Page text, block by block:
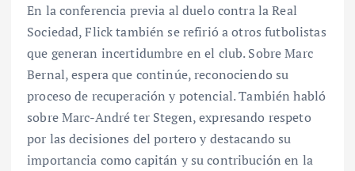
En la conferencia previa al duelo contra la Real
Sociedad, Flick también se refirió a otros futbolistas
que generan incertidumbre en el club. Sobre Marc
Bernal, espera que continúe, reconociendo su
proceso de recuperación y potencial. También habló
sobre Marc-André ter Stegen, expresando respeto
por las decisiones del portero y destacando su
importancia como capitán y su contribución en la